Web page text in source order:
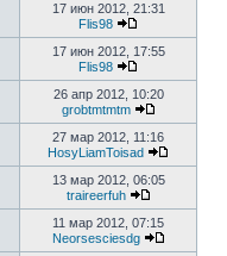
17 июн 2012, 21:31
Flis98
17 июн 2012, 17:55
Flis98
26 апр 2012, 10:20
grobtmtmtm
27 мар 2012, 11:16
HosyLiamToisad
13 мар 2012, 06:05
traireerfuh
11 мар 2012, 07:15
Neorsesciesdg